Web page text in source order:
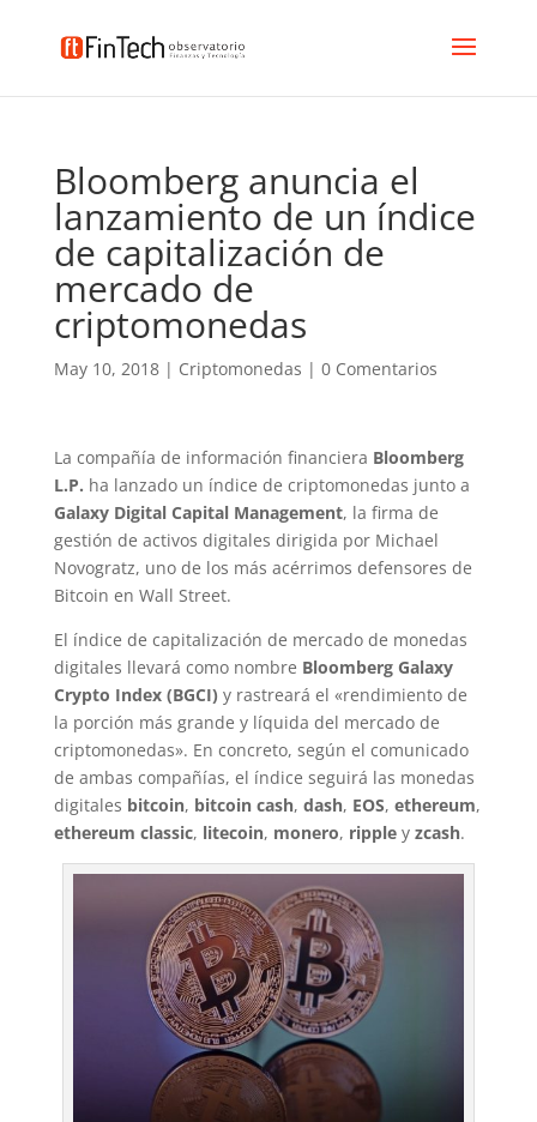
Bloomberg anuncia el
lanzamiento de un índice
de capitalización de
mercado de
criptomonedas
May 10, 2018| Criptomonedas | 0 Comentarios
La compañía de información financiera Bloomberg
L.P. ha lanzado un índice de criptomonedas junto a
Galaxy Digital Capital Management, la firma de
gestión de activos digitales dirigida por Michael
Novogratz, uno de los más acérrimos defensores de
Bitcoin en Wall Street.
El índice de capitalización de mercado de monedas
digitales llevará como nombre Bloomberg Galaxy
Crypto Index (BGCI) y rastreará el «rendimiento de
la porción más grande y líquida del mercado de
criptomonedas». En concreto, según el comunicado
de ambas compañías, el índice seguirá las monedas
digitales bitcoin, bitcoin cash, dash, EOS, ethereum,
ethereum classic, litecoin, monero, rippleyzcash.